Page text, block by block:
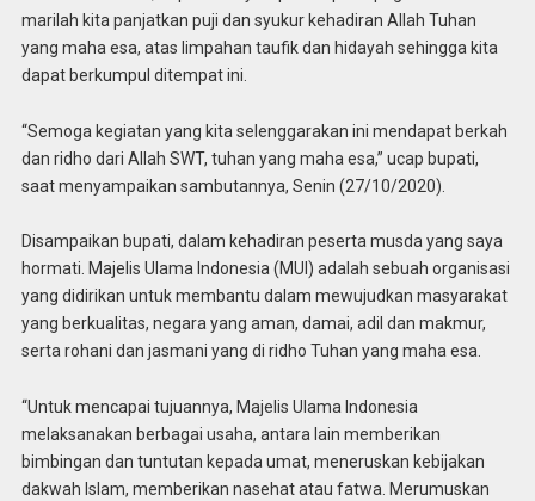
marilah kita panjatkan puji dan syukur kehadiran Allah Tuhan
yang maha esa, atas limpahan taufik dan hidayah sehingga kita
dapat berkumpul ditempat ini.
“Semoga kegiatan yang kita selenggarakan ini mendapat berkah
dan ridho dari Allah SWT, tuhan yang maha esa,” ucap bupati,
saat menyampaikan sambutannya, Senin (27/10/2020).
Disampaikan bupati, dalam kehadiran peserta musda yang saya
hormati. Majelis Ulama Indonesia (MUI) adalah sebuah organisasi
yang didirikan untuk membantu dalam mewujudkan masyarakat
yang berkualitas, negara yang aman, damai, adil dan makmur,
serta rohani dan jasmani yang di ridho Tuhan yang maha esa.
“Untuk mencapai tujuannya, Majelis Ulama Indonesia
melaksanakan berbagai usaha, antara lain memberikan
bimbingan dan tuntutan kepada umat, meneruskan kebijakan
dakwah Islam, memberikan nasehat atau fatwa. Merumuskan